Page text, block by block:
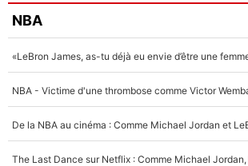
NBA